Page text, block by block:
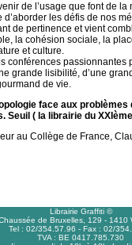
de l’usage que font de
d’aborder les défis de nos
de pertinence et vient
la cohésion sociale, la
et culture.
conférences passionnantes
grande lisibilité, d’une
de vie.
face aux
Seuil ( la librairie du
au Collège de France,
Librairie Graffiti ©
de Bruxelles, 129 - 1410
Tel : 02/354.57.96 - Fax : 02/
TVA : BE 0417.785.730